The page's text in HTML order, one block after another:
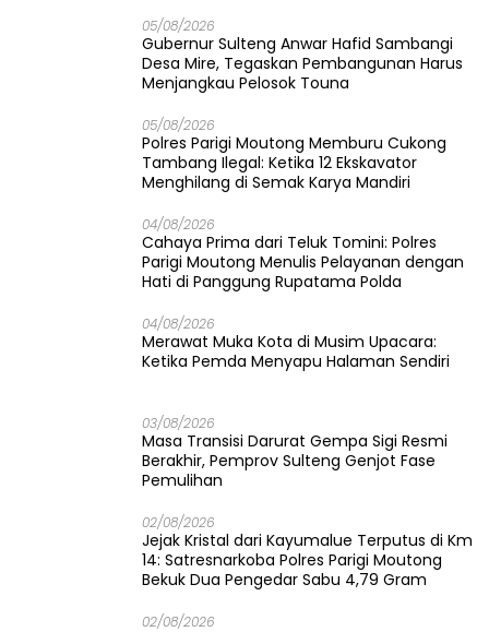
05/08/2026
Gubernur Sulteng Anwar Hafid Sambangi
Desa Mire, Tegaskan Pembangunan Harus
Menjangkau Pelosok Touna
05/08/2026
Polres Parigi Moutong Memburu Cukong
Tambang Ilegal: Ketika 12 Ekskavator
Menghilang di Semak Karya Mandiri
04/08/2026
Cahaya Prima dari Teluk Tomini: Polres
Parigi Moutong Menulis Pelayanan dengan
Hati di Panggung Rupatama Polda
04/08/2026
Merawat Muka Kota di Musim Upacara:
Ketika Pemda Menyapu Halaman Sendiri
03/08/2026
Masa Transisi Darurat Gempa Sigi Resmi
Berakhir, Pemprov Sulteng Genjot Fase
Pemulihan
02/08/2026
Jejak Kristal dari Kayumalue Terputus di Km
14: Satresnarkoba Polres Parigi Moutong
Bekuk Dua Pengedar Sabu 4,79 Gram
02/08/2026